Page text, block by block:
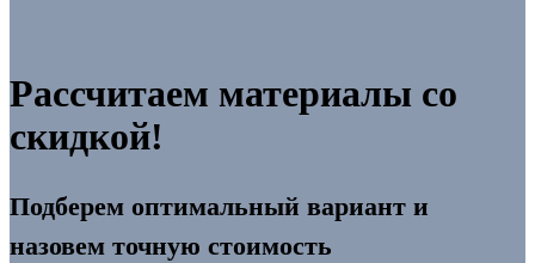
Рассчитаем материалы со
скидкой!
Подберем оптимальный вариант и
назовем точную стоимость